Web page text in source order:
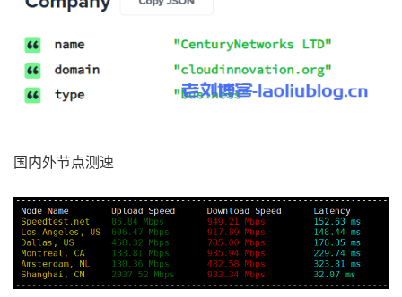
国内外节点测速